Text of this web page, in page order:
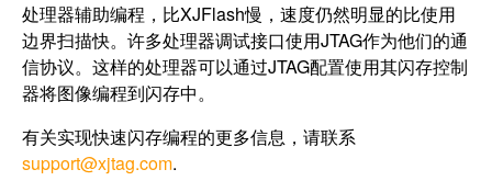
处理器辅助编程，比XJFlash慢，速度仍然明显的比使用
边界扫描快。许多处理器调试接口使用JTAG作为他们的通
信协议。这样的处理器可以通过JTAG配置使用其闪存控制
器将图像编程到闪存中。
有关实现快速闪存编程的更多信息，请联系
support@xjtag.com.